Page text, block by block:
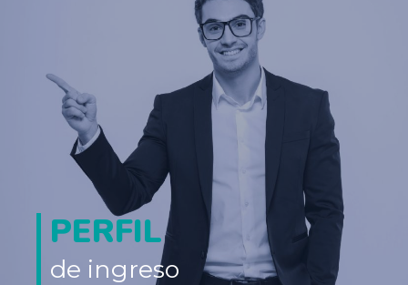
PERFIL
de ingreso